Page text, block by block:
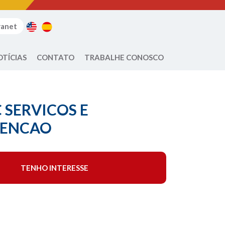
CONTATO TRABALHE CONOSCO
E
TENHO INTERESSE